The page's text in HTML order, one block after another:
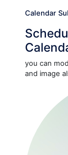
Calendar
you can
and image